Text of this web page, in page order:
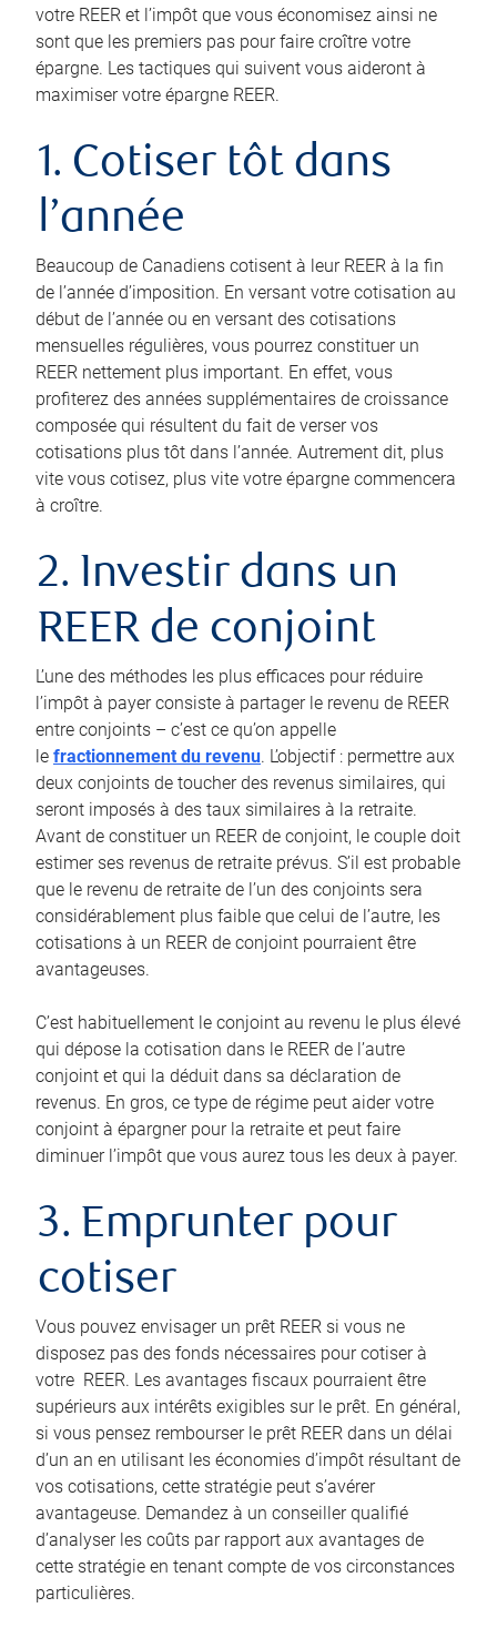
votre REER et l’impôt que vous économisez ainsi ne
sont que les premiers pas pour faire croître votre
épargne. Les tactiques qui suivent vous aideront à
maximiser votre épargne REER.
1. Cotiser tôt dans
l’année
Beaucoup de Canadiens cotisent à leur REER à la fin
de l’année d’imposition. En versant votre cotisation au
début de l’année ou en versant des cotisations
mensuelles régulières, vous pourrez constituer un
REER nettement plus important. En effet, vous
profiterez des années supplémentaires de croissance
composée qui résultent du fait de verser vos
cotisations plus tôt dans l’année. Autrement dit, plus
vite vous cotisez, plus vite votre épargne commencera
à croître.
2. Investir dans un
REER de conjoint
L’une des méthodes les plus efficaces pour réduire
l’impôt à payer consiste à partager le revenu de REER
entre conjoints – c’est ce qu’on appelle
le fractionnement du revenu. L’objectif : permettre aux
deux conjoints de toucher des revenus similaires, qui
seront imposés à des taux similaires à la retraite.
Avant de constituer un REER de conjoint, le couple doit
estimer ses revenus de retraite prévus. S’il est probable
que le revenu de retraite de l’un des conjoints sera
considérablement plus faible que celui de l’autre, les
cotisations à un REER de conjoint pourraient être
avantageuses.
C’est habituellement le conjoint au revenu le plus élevé
qui dépose la cotisation dans le REER de l’autre
conjoint et qui la déduit dans sa déclaration de
revenus. En gros, ce type de régime peut aider votre
conjoint à épargner pour la retraite et peut faire
diminuer l’impôt que vous aurez tous les deux à payer.
3. Emprunter pour
cotiser
Vous pouvez envisager un prêt REER si vous ne
disposez pas des fonds nécessaires pour cotiser à
votre REER. Les avantages fiscaux pourraient être
supérieurs aux intérêts exigibles sur le prêt. En général,
si vous pensez rembourser le prêt REER dans un délai
d’un an en utilisant les économies d’impôt résultant de
vos cotisations, cette stratégie peut s’avérer
avantageuse. Demandez à un conseiller qualifié
d’analyser les coûts par rapport aux avantages de
cette stratégie en tenant compte de vos circonstances
particulières.